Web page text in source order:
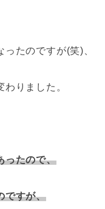
たのですが(笑)、
りました。
ったので、
ですが、